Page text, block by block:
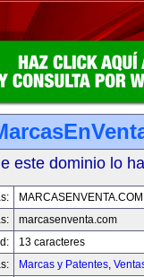
este dominio lo
MARCASENVENTA.COM
marcasenventa.com
13 caracteres
Marcas y Patentes,